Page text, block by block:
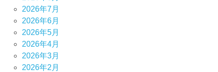
2026年7月
2026年6月
2026年5月
2026年4月
2026年3月
2026年2月